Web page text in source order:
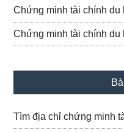
Chứng minh tài chính du
Chứng minh tài chính du
Tìm địa chỉ chứng minh